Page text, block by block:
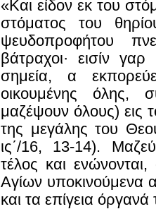
«Και είδον εκ του
στόματος του
ψευδοπροφήτου
βάτραχοι· εισίν
σημεία, α
οικουμένης όλης,
μαζέψουν όλους) εις
της μεγάλης του
ις΄/16, 13-14).
τέλος και
Αγίων υποκινούμενα
και τα επίγεια όργανά